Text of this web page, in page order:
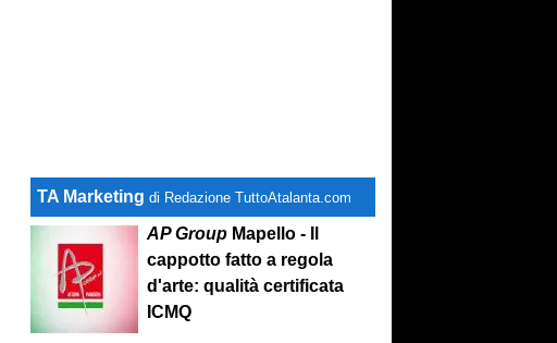
TA Marketing di Redazione TuttoAtalanta.com
AP Group Mapello - Il
cappotto fatto a regola
d'arte: qualità certificata
ICMQ